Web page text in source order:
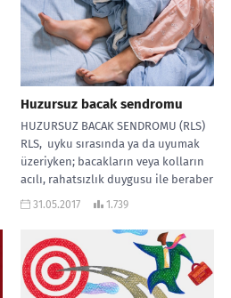
Huzursuz bacak sendromu
HUZURSUZ BACAK SENDROMU (RLS)
RLS, uyku sırasında ya da uyumak
üzeriyken; bacakların veya kolların
acılı, rahatsızlık duygusu ile beraber
uzuvları;...
31.05.2017 1.739